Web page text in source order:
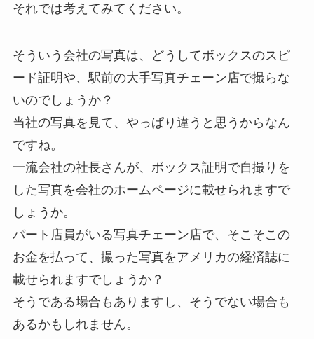
それでは考えてみてください。
そういう会社の写真は、どうしてボックスのスピ
ード証明や、駅前の大手写真チェーン店で撮らな
いのでしょうか？
当社の写真を見て、やっぱり違うと思うからなん
ですね。
一流会社の社長さんが、ボックス証明で自撮りを
した写真を会社のホームページに載せられますで
しょうか。
パート店員がいる写真チェーン店で、そこそこの
お金を払って、撮った写真をアメリカの経済誌に
載せられますでしょうか？
そうである場合もありますし、そうでない場合も
あるかもしれません。